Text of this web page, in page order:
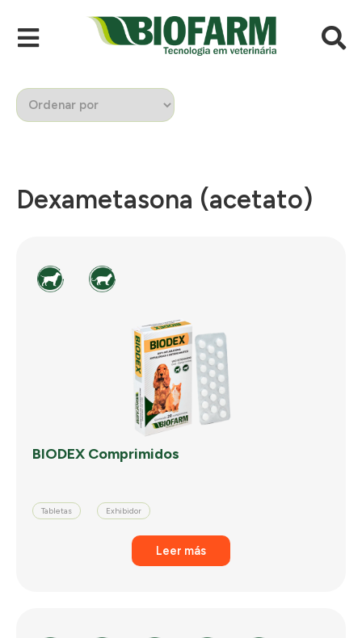
Dexametasona (acetato)
BIODEX Comprimidos
Tabletas Exhibidor
Leer más